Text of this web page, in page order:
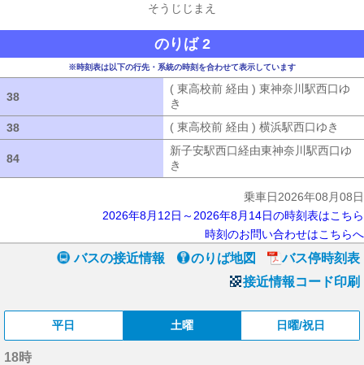
そうじじまえ
のりば 2
※時刻表は以下の行先・系統の時刻を合わせて表示しています
38
( 東高校前 経由 ) 東神奈川駅西口ゆ
き
38
( 東高校前 経由 ) 横浜駅西口ゆき
84
新子安駅西口経由東神奈川駅西口ゆ
き
乗車日2026年08月08日
2026年8月12日～2026年8月14日の時刻表はこちら
時刻のお問い合わせはこちらへ
バスの接近情報 のりば地図
バス停時刻表
接近情報コード印刷
平日 土曜 日曜/祝日
18時